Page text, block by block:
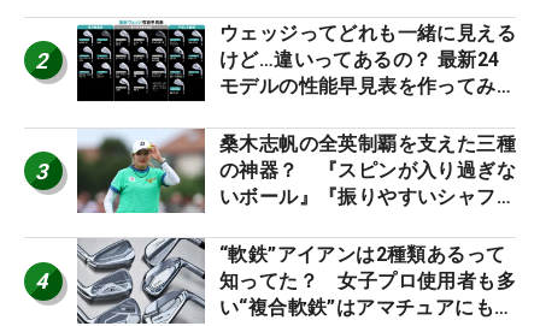
2
ウェッジってどれも一緒に見える
けど…違いってあるの？ 最新24
モデルの性能早見表を作ってみ
3
桑木志帆の全英制覇を支えた三種
の神器？ 『スピンが入り過ぎな
いボール』『振りやすいシャフ
ー』 #女子プロセッティング
4
“軟鉄”アイアンは2種類あるって
知ってた？ 女子プロ使用者も多
い“複合軟鉄”はアマチュアにもオ